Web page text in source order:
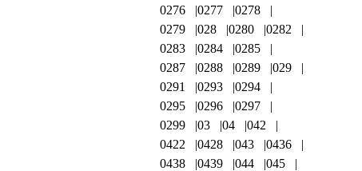
0276
0277
0278
0279
028 0280
0282
0283
0284
0285
0287
0288 0289
029
0291
0293
0294
0295
0296
0297
0299
03 04
042
0422
0428 043
0436
0438
0439 044
045